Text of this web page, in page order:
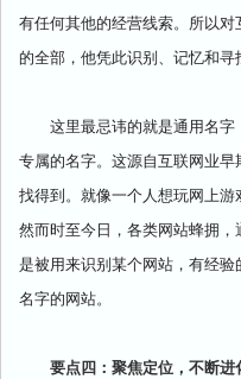
有任何其他的经营线索。所以
的全部，他凭此识别、记忆和寻
这里最忌讳的就是通用名字，
专属的名字。这源自互联网业
找得到。就像一个人想玩网上游
然而时至今日，各类网站蜂拥
是被用来识别某个网站，有经
名字的网站。
要点四：聚焦定位，不断进